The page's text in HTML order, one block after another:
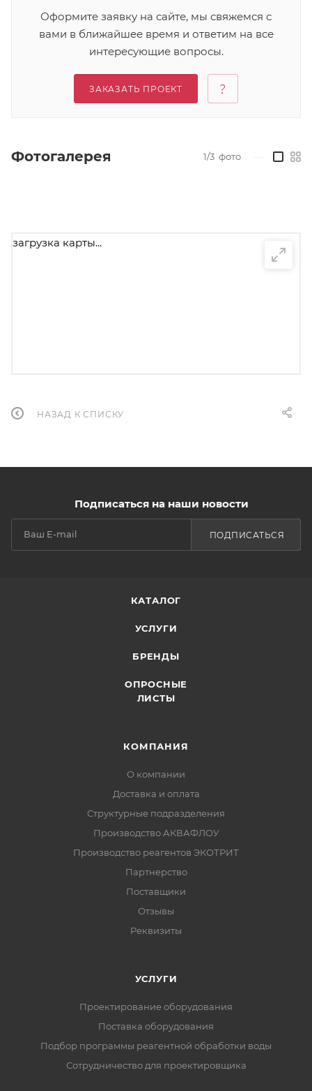
Оформите заявку на сайте, мы свяжемся с
вами в ближайшее время и ответим на все
интересующие вопросы.
ЗАКАЗАТЬ ПРОЕКТ
Фотогалерея 1/3 фото
загрузка карты...
НАЗАД К СПИСКУ
Подписаться на наши новости
ПОДПИСАТЬСЯ
КАТАЛОГ
УСЛУГИ
БРЕНДЫ
ОПРОСНЫЕ
ЛИСТЫ
КОМПАНИЯ
О компании
Доставка и оплата
Структурные подразделения
Производство АКВАФЛОУ
Производство реагентов ЭКОТРИТ
Партнерство
Поставщики
Отзывы
Реквизиты
УСЛУГИ
Проектирование оборудования
Поставка оборудования
Подбор программы реагентной обработки воды
Сотрудничество для проектировщика